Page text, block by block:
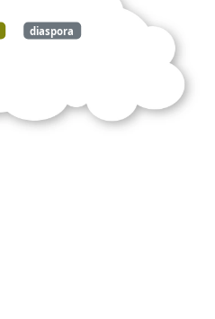
diaspora